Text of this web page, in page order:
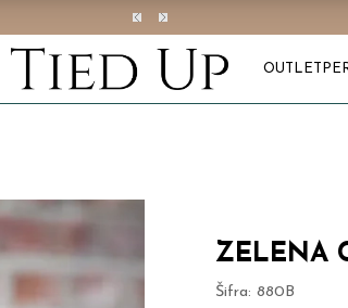
OUTLET
ZELENA
Šifra: 880B